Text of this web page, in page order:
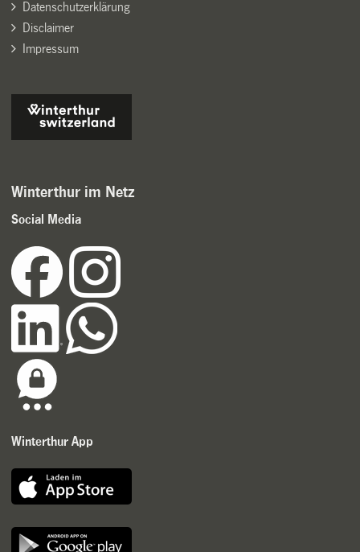
Datenschutzerklärung
Disclaimer
Impressum
Winterthur im Netz
Social Media
Winterthur App